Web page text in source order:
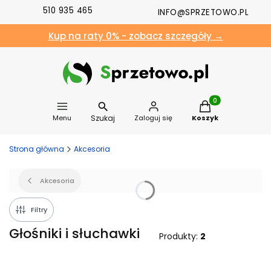
510 935 465 INFO@SPRZETOWO.PL
Kup na raty 0% - zobacz szczegóły →
Menu Szukaj Zaloguj się
Produkty w
Koszyk
Strona główna Akcesoria
Akcesoria
Filtry
Głośniki i słuchawki Produkty: 2